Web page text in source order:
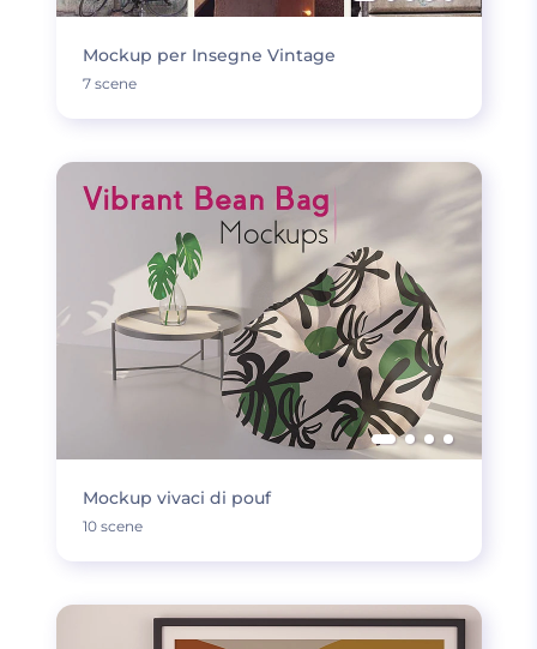
Mockup per Insegne Vintage
7 scene
Mockup vivaci di pouf
10 scene